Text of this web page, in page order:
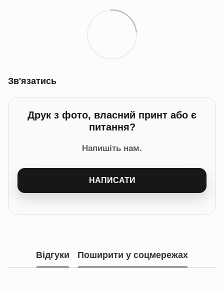
Зв'язатись
Друк з фото, власний принт або є
питання?
Напишіть нам.
НАПИСАТИ
Відгуки Поширити у соцмережах